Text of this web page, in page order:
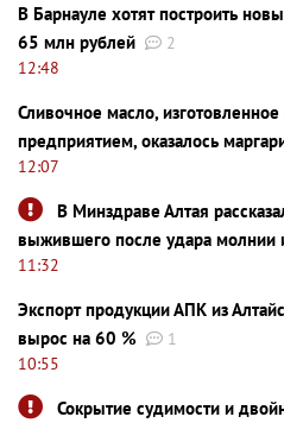
В Барнауле хотят построить
65 млн рублей
2
12:48
Сливочное масло,
предприятием, оказалось
12:07
В Минздраве Алтая
выжившего после удара молнии
11:32
Экспорт продукции АПК из
вырос на 60 %
1
10:55
Сокрытие судимости и